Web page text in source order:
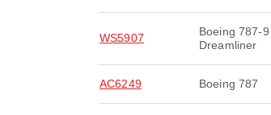
WS5907
Boeing 787-9
Dreamliner
AC6249 Boeing 787